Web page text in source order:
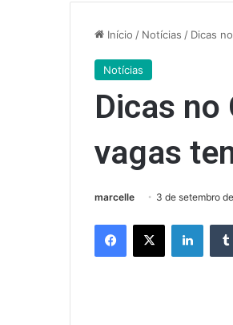
Início / Notícias / Dicas
Notícias
Dicas no
vagas
marcelle 3 de setembro
Facebook
X